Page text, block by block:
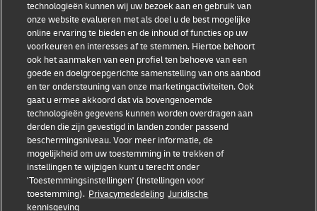
Gebruiksvoorwaarden
Privacyverklaring
Toegankelijkheid
Aanvullende informatie
Cookie-instellingen
Volg ons
technologieën kunnen wij uw bezoek aan en gebruik van
onze website evalueren met als doel u de best mogelijke
online ervaring te bieden en de inhoud of functies op uw
voorkeuren en interesses af te stemmen. Hiertoe behoort
ook het aanmaken van een profiel ten behoeve van een
goede en doelgroepgerichte samenstelling van ons aanbod
en ter ondersteuning van onze marketingactiviteiten. Ook
gaat u ermee akkoord dat via bovengenoemde
technologieën gegevens kunnen worden overdragen aan
derden die zijn gevestigd in landen zonder passend
beschermingsniveau. Voor meer informatie, de
mogelijkheid om uw toestemming in te trekken of
instellingen te wijzigen kunt u terecht onder
'Toestemmingsinstellingen' (Instellingen voor
toestemming). Privacymededeling Juridische
kennisgeving